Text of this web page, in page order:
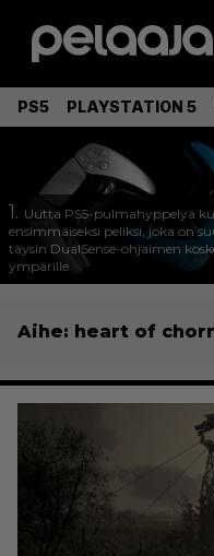
PS5 PLAYSTATION 5
1. Uutta PS5-pulmahyppelyä
ensimmäiseksi peliksi, joka on
täysin DualSense-ohjaimen
ympärille
Aihe: heart of